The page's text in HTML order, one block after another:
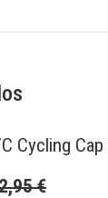
Cycling
€